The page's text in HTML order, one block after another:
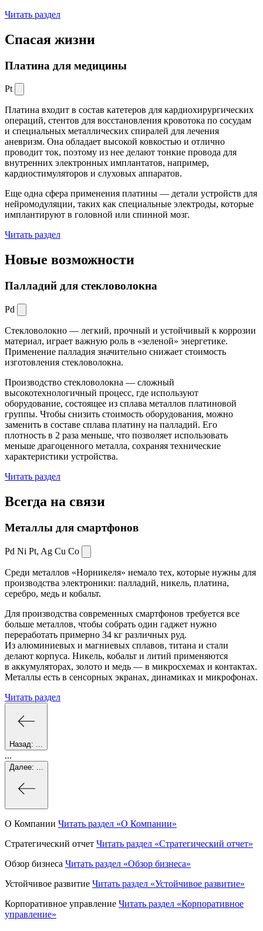
Читать раздел
Спасая жизни
Платина для медицины
Pt
Платина входит в состав катетеров для кардиохирургических
операций, стентов для восстановления кровотока по сосудам
и специальных металлических спиралей для лечения
аневризм. Она обладает высокой ковкостью и отлично
проводит ток, поэтому из нее делают тонкие провода для
внутренних электронных имплантатов, например,
кардиостимуляторов и слуховых аппаратов.
Еще одна сфера применения платины — детали устройств для
нейромодуляции, таких как специальные электроды, которые
имплантируют в головной или спинной мозг.
Читать раздел
Новые возможности
Палладий для стекловолокна
Pd
Стекловолокно — легкий, прочный и устойчивый к коррозии
материал, играет важную роль в «зеленой» энергетике.
Применение палладия значительно снижает стоимость
изготовления стекловолокна.
Производство стекловолокна — сложный
высокотехнологичный процесс, где используют
оборудование, состоящее из сплава металлов платиновой
группы. Чтобы снизить стоимость оборудования, можно
заменить в составе сплава платину на палладий. Его
плотность в 2 раза меньше, что позволяет использовать
меньше драгоценного металла, сохраняя технические
характеристики устройства.
Читать раздел
Всегда на связи
Металлы для смартфонов
Pd Ni Pt, Ag Cu Co
Среди металлов «Норникеля» немало тех, которые нужны для
производства электроники: палладий, никель, платина,
серебро, медь и кобальт.
Для производства современных смартфонов требуется все
больше металлов, чтобы собрать один гаджет нужно
переработать примерно 34 кг различных руд.
Из алюминиевых и магниевых сплавов, титана и стали
делают корпуса. Никель, кобальт и литий применяются
в аккумуляторах, золото и медь — в микросхемах и контактах.
Металлы есть в сенсорных экранах, динамиках и микрофонах.
Читать раздел
Назад:
...
Далее:
О Компании Читать раздел «О Компании»
Стратегический отчет Читать раздел «Стратегический отчет»
Обзор бизнеса Читать раздел «Обзор бизнеса»
Устойчивое развитие Читать раздел «Устойчивое развитие»
Корпоративное управление Читать раздел «Корпоративное
управление»